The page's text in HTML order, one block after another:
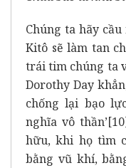
Chúng ta hãy
Kitô sẽ làm tan
trái tim chúng ta
Dorothy Day
chống lại bạo
nghĩa vô thần’
hữu, khi họ tìm
bằng vũ khí,